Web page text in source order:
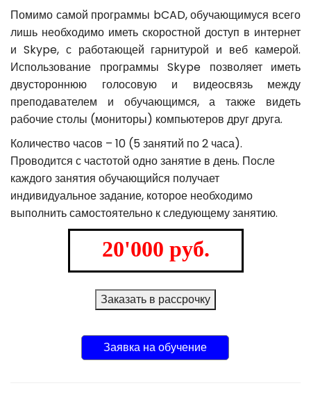
Помимо самой программы bCAD, обучающимуся всего
лишь необходимо иметь скоростной доступ в интернет
и Skype, с работающей гарнитурой и веб камерой.
Использование программы Skype позволяет иметь
двустороннюю голосовую и видеосвязь между
преподавателем и обучающимся, а также видеть
рабочие столы (мониторы) компьютеров друг друга.
Количество часов – 10 (5 занятий по 2 часа).
Проводится с частотой одно занятие в день. После
каждого занятия обучающийся получает
индивидуальное задание, которое необходимо
выполнить самостоятельно к следующему занятию.
20'000 руб.
Заказать в рассрочку
Заявка на обучение